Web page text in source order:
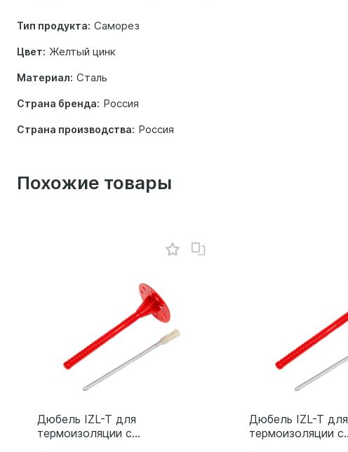
Тип продукта: Саморез
Цвет: Желтый цинк
Материал: Сталь
Страна бренда: Россия
Страна производства: Россия
Похожие товары
Дюбель IZL-T для
термоизоляции с
Дюбель IZL-T для
термоизоляции с